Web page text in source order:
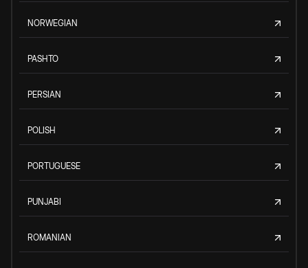
NORWEGIAN
PASHTO
PERSIAN
POLISH
PORTUGUESE
PUNJABI
ROMANIAN